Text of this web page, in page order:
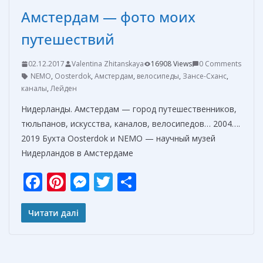
Амстердам — фото моих
путешествий
02.12.2017 Valentina Zhitanskaya 16908 Views
0 Comments
NEMO, Oosterdok, Амстердам, велосипеды, Зансе-Сханс,
каналы,Лейден
Нидерланды. Амстердам — город путешественников,
тюльпанов, искусства, каналов, велосипедов… 2004….
2019 Бухта Oosterdok и NEMO — научный музей
Нидерландов в Амстердаме
F
ac
e
Pi
nt
er
M T
Читати далі